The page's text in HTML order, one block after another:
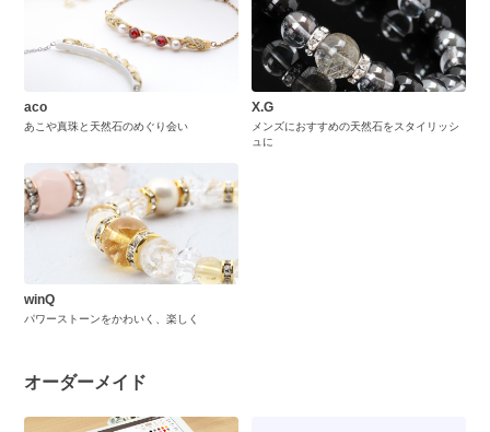
aco
あこや真珠と天然石のめぐり会い
X.G
メンズにおすすめの天然石をスタイリッシ
ュに
winQ
パワーストーンをかわいく、楽しく
オーダーメイド